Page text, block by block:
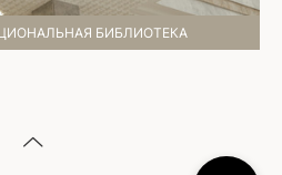
БИБЛИОТЕКА